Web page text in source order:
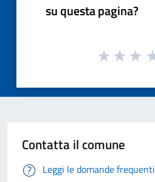
su questa pagina?
Contatta il comune
Leggi le domande frequenti